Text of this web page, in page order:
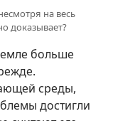
на весь
доказывает?
больше
среды,
достигли